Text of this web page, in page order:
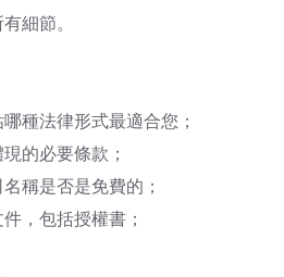
細節。
種法律形式最適合您；
的必要條款；
稱是否是免費的；
，包括授權書；